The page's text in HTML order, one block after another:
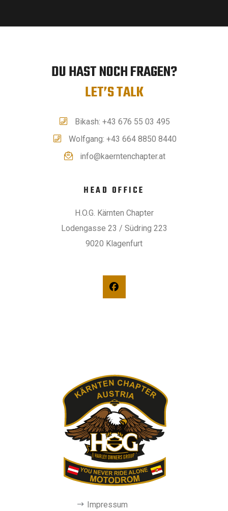
DU HAST NOCH FRAGEN?
LET’S TALK
Bikash: +43 676 55 03 495
Wolfgang: +43 664 8850 8440
info@kaerntenchapter.at
HEAD OFFICE
H.O.G. Kärnten Chapter
Lodengasse 23 / Südring 223
9020 Klagenfurt
Impressum